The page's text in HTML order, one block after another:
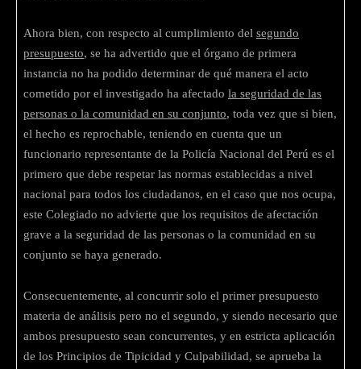
Ahora bien, con respecto al cumplimiento del segundo
presupuesto, se ha advertido que el órgano de primera
instancia no ha podido determinar de qué manera el acto
cometido por el investigado ha afectado la seguridad de las
personas o la comunidad en su conjunto, toda vez que si bien,
el hecho es reprochable, teniendo en cuenta que un
funcionario representante de la Policía Nacional del Perú es el
primero que debe respetar las normas establecidas a nivel
nacional para todos los ciudadanos, en el caso que nos ocupa,
este Colegiado no advierte que los requisitos de afectación
grave a la seguridad de las personas o la comunidad en su
conjunto se haya generado.
Consecuentemente, al concurrir solo el primer presupuesto
materia de análisis pero no el segundo, y siendo necesario que
ambos presupuesto sean concurrentes, y en estricta aplicación
de los Principios de Tipicidad y Culpabilidad, se aprueba la